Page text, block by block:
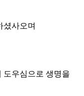
셨사오며
우심으로 생명을